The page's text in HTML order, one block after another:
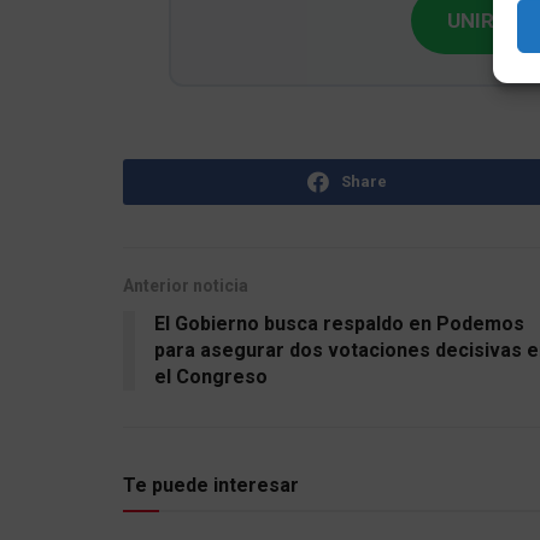
UNIRME
Share
Anterior noticia
El Gobierno busca respaldo en Podemos
para asegurar dos votaciones decisivas
el Congreso
Te puede interesar